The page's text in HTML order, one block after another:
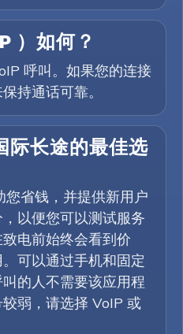
）如何？
呼叫。如果您的连接
持通话可靠。
际长途的最佳选
省钱，并提供新用户
以便您可以测试服务
电前始终会看到价
可以通过手机和固定
的人不需要该应用程
弱，请选择 VoIP 或